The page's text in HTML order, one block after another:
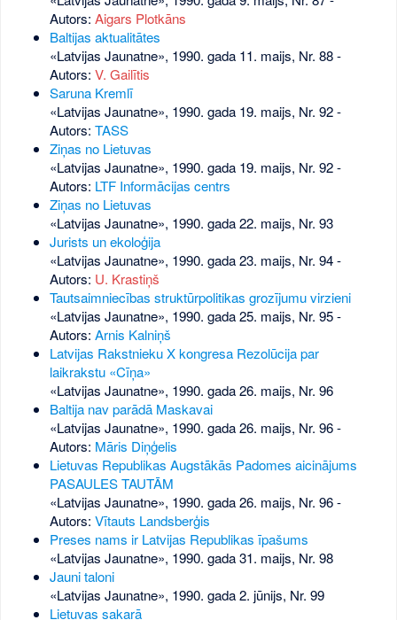
Autors: Aigars Plotkāns
Baltijas aktualitātes
«Latvijas Jaunatne», 1990. gada 11. maijs, Nr. 88-
Autors: V. Gailītis
Saruna Kremlī
«Latvijas Jaunatne», 1990. gada 19. maijs, Nr. 92-
Autors: TASS
Ziņas no Lietuvas
«Latvijas Jaunatne», 1990. gada 19. maijs, Nr. 92-
Autors: LTF Informācijas centrs
Ziņas no Lietuvas
«Latvijas Jaunatne», 1990. gada 22. maijs, Nr. 93
Jurists un ekoloģija
«Latvijas Jaunatne», 1990. gada 23. maijs, Nr. 94-
Autors: U. Krastiņš
Tautsaimniecības struktūrpolitikas grozījumu virzieni
«Latvijas Jaunatne», 1990. gada 25. maijs, Nr. 95-
Autors: Arnis Kalniņš
Latvijas Rakstnieku X kongresa Rezolūcija par
laikrakstu «Cīņa»
«Latvijas Jaunatne», 1990. gada 26. maijs, Nr. 96
Baltija nav parādā Maskavai
«Latvijas Jaunatne», 1990. gada 26. maijs, Nr. 96-
Autors: Māris Diņģelis
Lietuvas Republikas Augstākās Padomes aicinājums
PASAULES TAUTĀM
«Latvijas Jaunatne», 1990. gada 26. maijs, Nr. 96-
Autors: Vītauts Landsberģis
Preses nams ir Latvijas Republikas īpašums
«Latvijas Jaunatne», 1990. gada 31. maijs, Nr. 98
Jauni taloni
«Latvijas Jaunatne», 1990. gada 2. jūnijs, Nr. 99
Lietuvas sakarā